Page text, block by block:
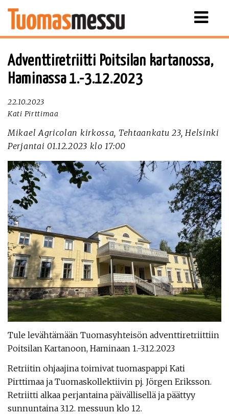
Näytä
Adventtiretriitti Poitsilan kartanossa,
Haminassa 1.-3.12.2023
22.10.2023
Kati Pirttimaa
Mikael Agricolan kirkossa, Tehtaankatu 23, Helsinki
Perjantai 01.12.2023 klo 17:00
Tule levähtämään Tuomasyhteisön adventtiretriittiin
Poitsilan Kartanoon, Haminaan 1.-3.12.2023
Retriitin ohjaajina toimivat tuomaspappi Kati
Pirttimaa ja Tuomaskollektiivin pj. Jörgen Eriksson.
Retriitti alkaa perjantaina päivällisellä ja päättyy
sunnuntaina 3.12. messuun klo 12.